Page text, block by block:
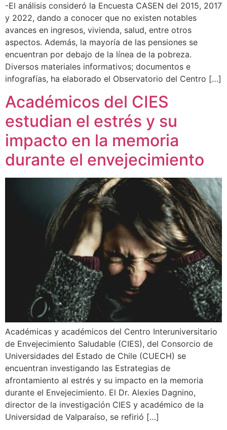
-El análisis consideró la Encuesta CASEN del 2015, 2017
y 2022, dando a conocer que no existen notables
avances en ingresos, vivienda, salud, entre otros
aspectos. Además, la mayoría de las pensiones se
encuentran por debajo de la línea de la pobreza.
Diversos materiales informativos; documentos e
infografías, ha elaborado el Observatorio del Centro […]
Académicos del CIES
estudian el estrés y su
impacto en la memoria
durante el envejecimiento
Académicas y académicos del Centro Interuniversitario
de Envejecimiento Saludable (CIES), del Consorcio de
Universidades del Estado de Chile (CUECH) se
encuentran investigando las Estrategias de
afrontamiento al estrés y su impacto en la memoria
durante el Envejecimiento. El Dr. Alexies Dagnino,
director de la investigación CIES y académico de la
Universidad de Valparaíso, se refirió […]